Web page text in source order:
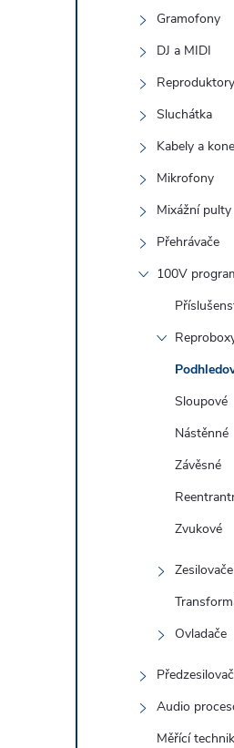
Gramofony
DJ a MIDI
Reproduktory
Sluchátka
Kabely a
Mikrofony
Mixážní pulty
Přehrávače
100V
Sloupové
Nástěnné
Závěsné
Zvukové
Ovladače
Audio
Měřící